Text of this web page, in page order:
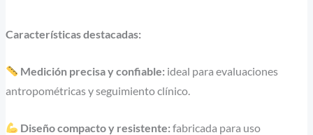
Características destacadas:
Medición precisa y confiable: ideal para evaluaciones
antropométricas y seguimiento clínico.
Diseño compacto y resistente: fabricada para uso